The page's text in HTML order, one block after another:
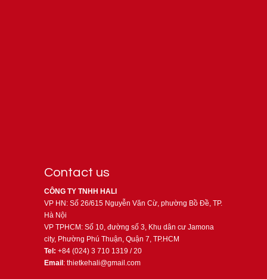
Contact us
CÔNG TY TNHH HALI
VP HN: Số 26/615 Nguyễn Văn Cừ, phường Bồ Đề, TP.
Hà Nội
VP TPHCM: Số 10, đường số 3, Khu dân cư Jamona
city, Phường Phú Thuận, Quận 7, TP.HCM
Tel: +84 (024) 3 710 1319 / 20
Email: thietkehali@gmail.com